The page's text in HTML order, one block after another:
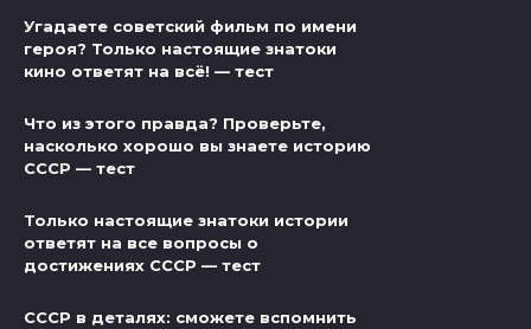
Угадаете советский фильм по имени
героя? Только настоящие знатоки
кино ответят на всё! — тест
Что из этого правда? Проверьте,
насколько хорошо вы знаете историю
СССР — тест
Только настоящие знатоки истории
ответят на все вопросы о
достижениях СССР — тест
СССР в деталях: сможете вспомнить